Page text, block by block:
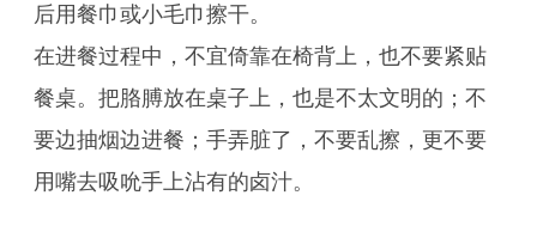
后用餐巾或小毛巾擦干。
在进餐过程中，不宜倚靠在椅背上，也不要紧贴
餐桌。把胳膊放在桌子上，也是不太文明的；不
要边抽烟边进餐；手弄脏了，不要乱擦，更不要
用嘴去吸吮手上沾有的卤汁。